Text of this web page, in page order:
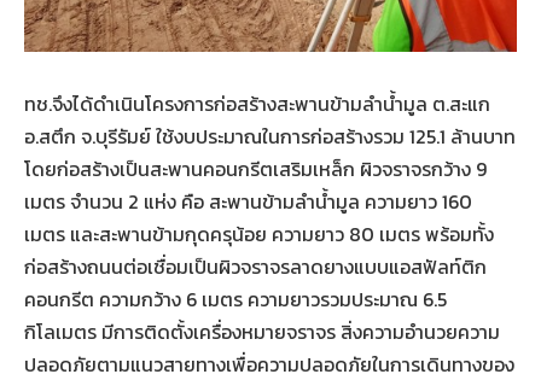
ทช.จึงได้ดำเนินโครงการก่อสร้างสะพานข้ามลำน้ำมูล ต.สะแก
อ.สตึก จ.บุรีรัมย์ ใช้งบประมาณในการก่อสร้างรวม 125.1 ล้านบาท
โดยก่อสร้างเป็นสะพานคอนกรีตเสริมเหล็ก ผิวจราจรกว้าง 9
เมตร จำนวน 2 แห่ง คือ สะพานข้ามลำน้ำมูล ความยาว 160
เมตร และสะพานข้ามกุดครุน้อย ความยาว 80 เมตร พร้อมทั้ง
ก่อสร้างถนนต่อเชื่อมเป็นผิวจราจรลาดยางแบบแอสฟัลท์ติก
คอนกรีต ความกว้าง 6 เมตร ความยาวรวมประมาณ 6.5
กิโลเมตร มีการติดตั้งเครื่องหมายจราจร สิ่งความอำนวยความ
ปลอดภัยตามแนวสายทางเพื่อความปลอดภัยในการเดินทางของ